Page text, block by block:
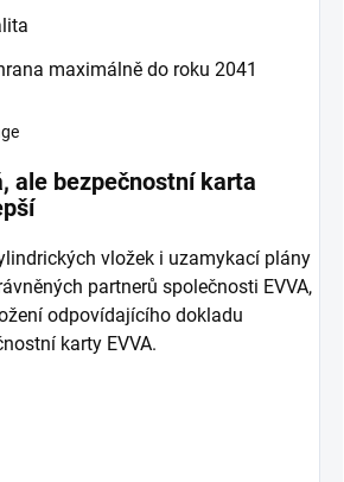
maximálně do roku 2041
ale bezpečnostní karta
vložek i uzamykací plány
partnerů společnosti EVVA,
odpovídajícího dokladu
karty EVVA.